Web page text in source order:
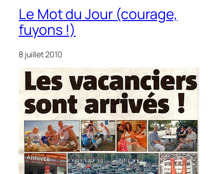
Le Mot du Jour (courage,
fuyons !)
8 juillet 2010